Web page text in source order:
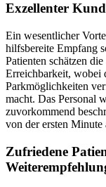
Exzellenter
Ein wesentlicher
hilfsbereite Empfang
Patienten schätzen
Erreichbarkeit, wobei
Parkmöglichkeiten
macht. Das Personal
zuvorkommend
von der ersten
Zufriedene